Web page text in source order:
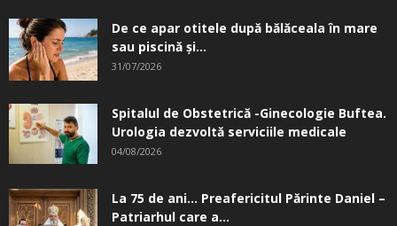
De ce apar otitele după bălăceala în mare
sau piscină și...
31/07/2026
Spitalul de Obstetrică -Ginecologie Buftea.
Urologia dezvoltă serviciile medicale
04/08/2026
La 75 de ani… Preafericitul Părinte Daniel –
Patriarhul care a...